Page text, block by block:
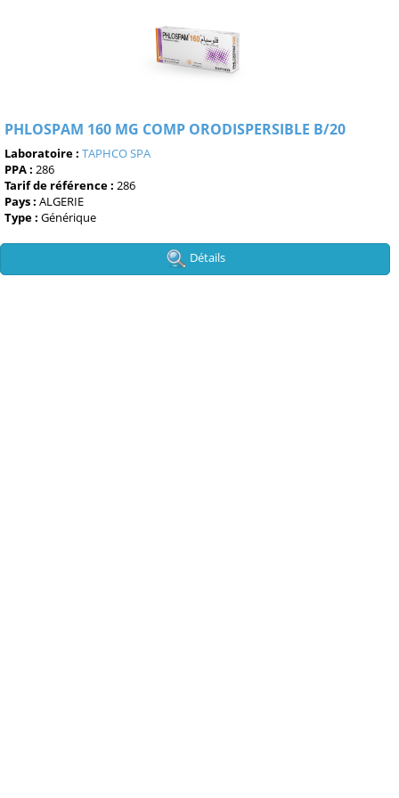
PHLOSPAM 160 MG COMP ORODISPERSIBLE B/20
Laboratoire : TAPHCO SPA
PPA : 286
Tarif de référence : 286
Pays : ALGERIE
Type : Générique
Détails